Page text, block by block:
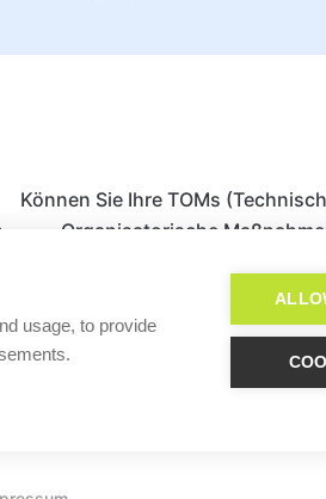
Können Sie Ihre TOMs
Organisatorische
usage, to provide